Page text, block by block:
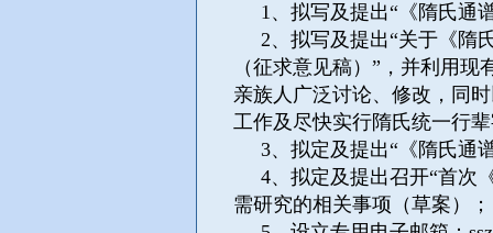
1、拟写及提出“《隋氏通
2、拟写及提出“关于《隋
（征求意见稿）”，并利用
亲族人广泛讨论、修改，同
工作及尽快实行隋氏统一行
3、拟定及提出“《隋氏通
4、拟定及提出召开“首次
需研究的相关事项（草案）；